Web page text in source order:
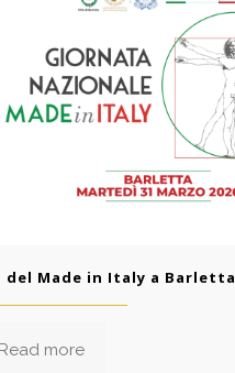
del Made in Italy a Barletta
Read more